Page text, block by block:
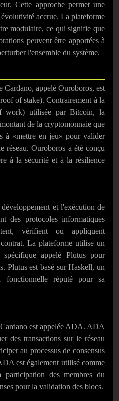
Cette approche permet une
accrue. La plateforme
modulaire, ce qui signifie que
peuvent être apportées à
l'ensemble du système.
Cardano, appelé Ouroboros, est
of stake). Contrairement à la
work) utilisée par Bitcoin, la
de la cryptomonnaie que
à «mettre en jeu» pour valider
réseau. Ouroboros a été conçu
à la sécurité et à la résilience
et l'exécution de
des protocoles informatiques
vérifient ou appliquent
La plateforme utilise un
spécifique appelé Plutus pour
Plutus est basé sur Haskell, un
fonctionnelle réputé pour sa
est appelée ADA. ADA
des transactions sur le réseau
au processus de consensus
est également utilisé comme
des membres du
pour la validation des blocs.